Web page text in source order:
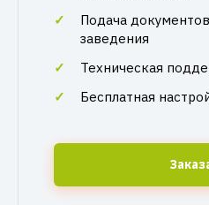
Подача
заведения
Техническая
Бесплатная